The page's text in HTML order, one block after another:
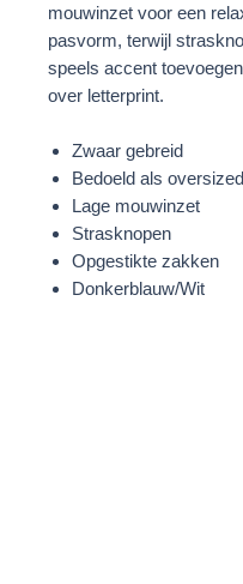
mouwinzet voor een
pasvorm, terwijl
speels accent
over letterprint.
Zwaar gebreid
Bedoeld als
Lage mouwinzet
Strasknopen
Opgestikte zakken
Donkerblauw/Wit